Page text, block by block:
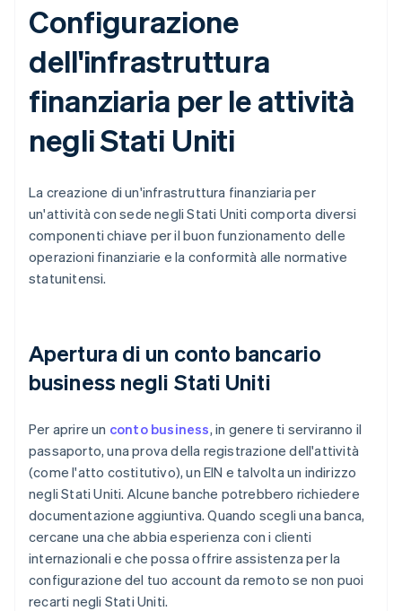
Configurazione
dell'infrastruttura
finanziaria per le attività
negli Stati Uniti
La creazione di un'infrastruttura finanziaria per
un'attività con sede negli Stati Uniti comporta diversi
componenti chiave per il buon funzionamento delle
operazioni finanziarie e la conformità alle normative
statunitensi.
Apertura di un conto bancario
business negli Stati Uniti
Per aprire un conto business, in genere ti serviranno il
passaporto, una prova della registrazione dell'attività
(come l'atto costitutivo), un EIN e talvolta un indirizzo
negli Stati Uniti. Alcune banche potrebbero richiedere
documentazione aggiuntiva. Quando scegli una banca,
cercane una che abbia esperienza con i clienti
internazionali e che possa offrire assistenza per la
configurazione del tuo account da remoto se non puoi
recarti negli Stati Uniti.